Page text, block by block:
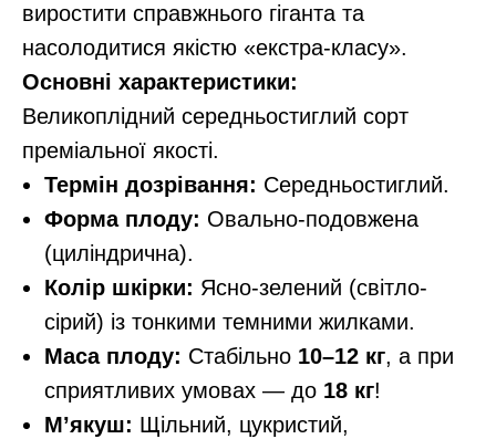
виростити справжнього гіганта та
насолодитися якістю «екстра-класу».
Основні характеристики:
Великоплідний середньостиглий сорт
преміальної якості.
Термін дозрівання: Середньостиглий.
Форма плоду: Овально-подовжена
(циліндрична).
Колір шкірки: Ясно-зелений (світло-
сірий) із тонкими темними жилками.
Маса плоду: Стабільно 10–12 кг, а при
сприятливих умовах — до 18 кг!
М’якуш: Щільний, цукристий,